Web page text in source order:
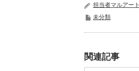
担当者マルアート
未分類
関連記事